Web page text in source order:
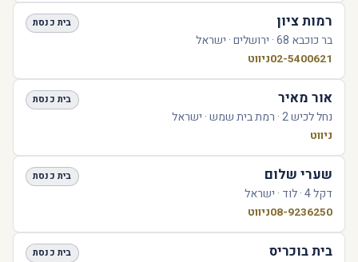
רמות ציון בית כנסת
בר כוכבא 68 · ירושלים · ישראל
02-5400621ניווט
אור מאיר בית כנסת
נחל לכיש 2 · רמת בית שמש · ישראל
ניווט
שערי שלום בית כנסת
דקל 4 · לוד · ישראל
08-9236250ניווט
בית בוכריס בית כנסת